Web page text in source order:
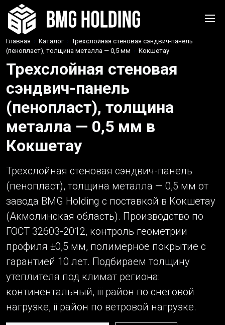
Главная › Каталог › Трехслойная стеновая сэндвич-панель
(пенопласт), толщина металла — 0,5 мм › Кокшетау
Трехслойная стеновая
сэндвич-панель
(пенопласт), толщина
металла — 0,5 мм в
Кокшетау
Трехслойная стеновая сэндвич-панель
(пенопласт), толщина металла — 0,5 мм от
завода BMG Holding с поставкой в Кокшетау
(Акмолинская область). Производство по
ГОСТ 32603-2012, контроль геометрии
профиля ±0,5 мм, полимерное покрытие с
гарантией 10 лет. Подбираем толщину
утеплителя под климат региона:
континентальный, iii район по снеговой
нагрузке, ii район по ветровой нагрузке.